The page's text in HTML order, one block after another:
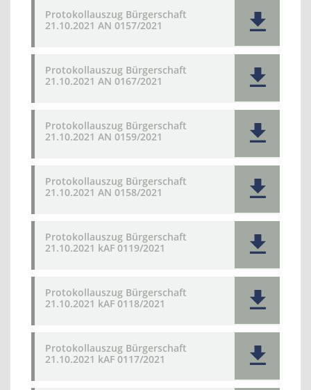
Protokollauszug Bürgerschaft
21.10.2021 AN 0157/2021
Protokollauszug Bürgerschaft
21.10.2021 AN 0167/2021
Protokollauszug Bürgerschaft
21.10.2021 AN 0159/2021
Protokollauszug Bürgerschaft
21.10.2021 AN 0158/2021
Protokollauszug Bürgerschaft
21.10.2021 kAF 0119/2021
Protokollauszug Bürgerschaft
21.10.2021 kAF 0118/2021
Protokollauszug Bürgerschaft
21.10.2021 kAF 0117/2021